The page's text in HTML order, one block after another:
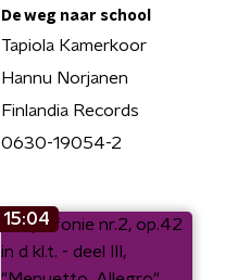
De weg naar school
Tapiola Kamerkoor
Hannu Norjanen
Finlandia Records
0630-19054-2
15:04